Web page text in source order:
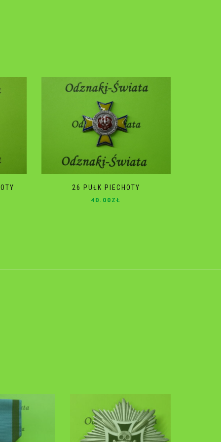
26 PUŁK PIECHOTY
40.00ZŁ